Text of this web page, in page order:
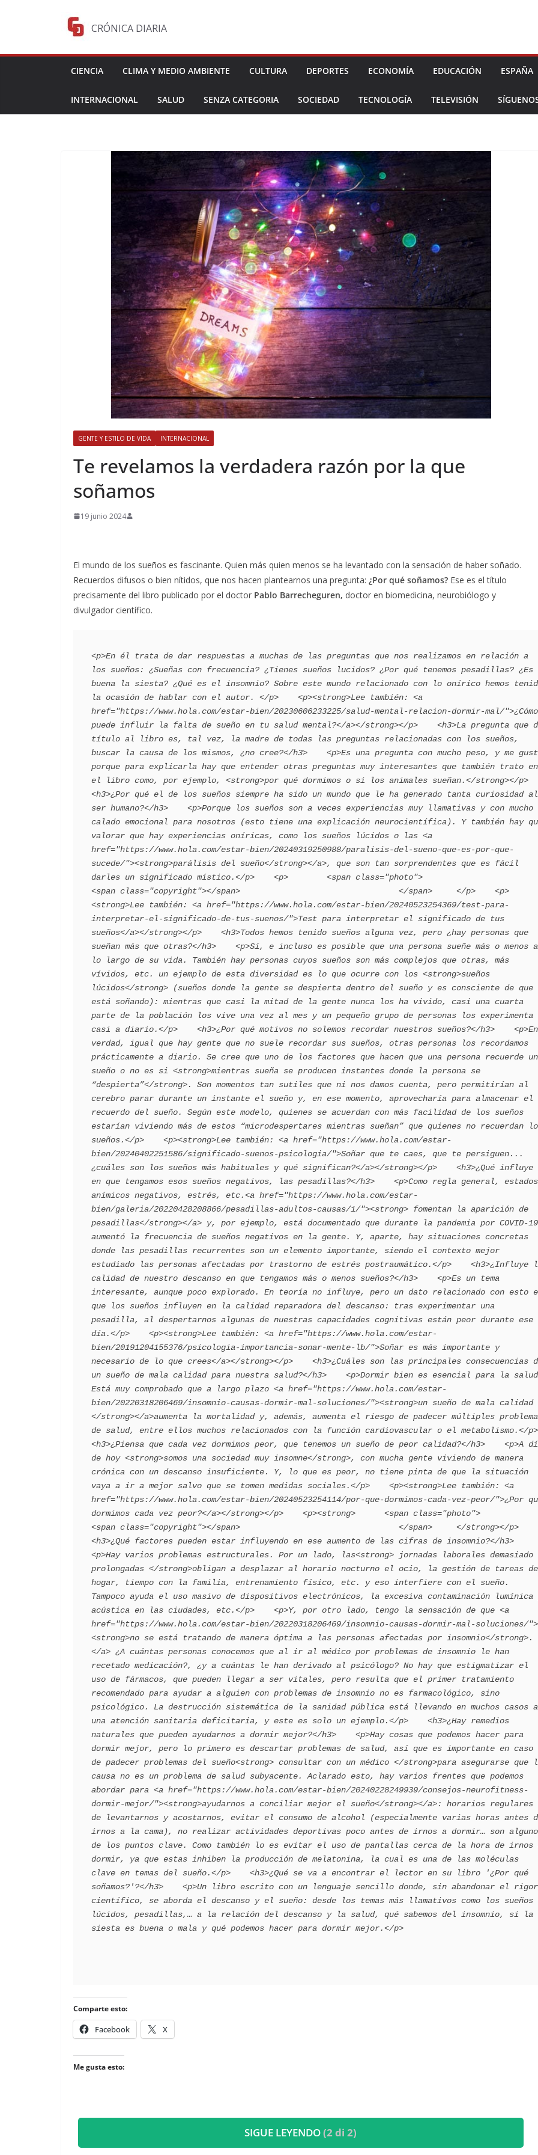
CRÓNICA DIARIA
CIENCIA CLIMA Y MEDIO AMBIENTE CULTURA DEPORTES ECONOMÍA EDUCACIÓN ESPAÑA
INTERNACIONAL SALUD SENZA CATEGORIA SOCIEDAD TECNOLOGÍA TELEVISIÓN
GENTE Y ESTILO DE VIDA INTERNACIONAL
​Te revelamos la verdadera razón por la que
soñamos
19 junio 2024
El mundo de los sueños es fascinante. Quien más quien menos se ha levantado con la sensación de haber soñado.
Recuerdos difusos o bien nítidos, que nos hacen plantearnos una pregunta: ¿Por qué soñamos? Ese es el título
precisamente del libro publicado por el doctor Pablo Barrecheguren, doctor en biomedicina, neurobiólogo y
divulgador científico.
<p>En él trata de dar respuestas a muchas de las preguntas que nos realizamos en relación a
los sueños: ¿Sueñas con frecuencia? ¿Tienes sueños lucidos? ¿Por qué tenemos pesadillas? ¿Es
buena la siesta? ¿Qué es el insomnio? Sobre este mundo relacionado con lo onírico hemos
la ocasión de hablar con el autor. </p>    <p><strong>Lee también: <a
href="https://www.hola.com/estar-bien/20230606233225/salud-mental-relacion-dormir-mal/">¿Cómo
puede influir la falta de sueño en tu salud mental?</a></strong></p>    <h3>La pregunta que
título al libro es, tal vez, la madre de todas las preguntas relacionadas con los sueños,
buscar la causa de los mismos, ¿no cree?</h3>    <p>Es una pregunta con mucho peso, y me
porque para explicarla hay que entender otras preguntas muy interesantes que también trato en
el libro como, por ejemplo, <strong>por qué dormimos o si los animales sueñan.</strong></p>
<h3>¿Por qué el de los sueños siempre ha sido un mundo que le ha generado tanta curiosidad al
ser humano?</h3>    <p>Porque los sueños son a veces experiencias muy llamativas y con mucho
calado emocional para nosotros (esto tiene una explicación neurocientífica). Y también hay
valorar que hay experiencias oníricas, como los sueños lúcidos o las <a
href="https://www.hola.com/estar-bien/20240319250988/paralisis-del-sueno-que-es-por-que-
sucede/"><strong>parálisis del sueño</strong></a>, que son tan sorprendentes que es fácil
darles un significado místico.</p>    <p>        <span class="photo">
<span class="copyright"></span>                                 </span>     </p>    <p>
<strong>Lee también: <a href="https://www.hola.com/estar-bien/20240523254369/test-para-
interpretar-el-significado-de-tus-suenos/">Test para interpretar el significado de tus
sueños</a></strong></p>    <h3>Todos hemos tenido sueños alguna vez, pero ¿hay personas que
sueñan más que otras?</h3>    <p>Sí, e incluso es posible que una persona sueñe más o menos a
lo largo de su vida. También hay personas cuyos sueños son más complejos que otras, más
vívidos, etc. un ejemplo de esta diversidad es lo que ocurre con los <strong>sueños
lúcidos</strong> (sueños donde la gente se despierta dentro del sueño y es consciente de que
está soñando): mientras que casi la mitad de la gente nunca los ha vivido, casi una cuarta
parte de la población los vive una vez al mes y un pequeño grupo de personas los experimenta
casi a diario.</p>    <h3>¿Por qué motivos no solemos recordar nuestros sueños?</h3>    <p>En
verdad, igual que hay gente que no suele recordar sus sueños, otras personas los recordamos
prácticamente a diario. Se cree que uno de los factores que hacen que una persona recuerde un
sueño o no es si <strong>mientras sueña se producen instantes donde la persona se
“despierta”</strong>. Son momentos tan sutiles que ni nos damos cuenta, pero permitirían al
cerebro parar durante un instante el sueño y, en ese momento, aprovecharía para almacenar el
recuerdo del sueño. Según este modelo, quienes se acuerdan con más facilidad de los sueños
estarían viviendo más de estos “microdespertares mientras sueñan” que quienes no recuerdan
sueños.</p>    <p><strong>Lee también: <a href="https://www.hola.com/estar-
bien/20240402251586/significado-suenos-psicologia/">Soñar que te caes, que te persiguen...
¿cuáles son los sueños más habituales y qué significan?</a></strong></p>    <h3>¿Qué influye
en que tengamos esos sueños negativos, las pesadillas?</h3>    <p>Como regla general, estados
anímicos negativos, estrés, etc.<a href="https://www.hola.com/estar-
bien/galeria/20220428208866/pesadillas-adultos-causas/1/"><strong> fomentan la aparición de
pesadillas</strong></a> y, por ejemplo, está documentado que durante la pandemia por COVID-19
aumentó la frecuencia de sueños negativos en la gente. Y, aparte, hay situaciones concretas
donde las pesadillas recurrentes son un elemento importante, siendo el contexto mejor
estudiado las personas afectadas por trastorno de estrés postraumático.</p>    <h3>¿Influye
calidad de nuestro descanso en que tengamos más o menos sueños?</h3>    <p>Es un tema
interesante, aunque poco explorado. En teoría no influye, pero un dato relacionado con esto
que los sueños influyen en la calidad reparadora del descanso: tras experimentar una
pesadilla, al despertarnos algunas de nuestras capacidades cognitivas están peor durante ese
día.</p>    <p><strong>Lee también: <a href="https://www.hola.com/estar-
bien/20191204155376/psicologia-importancia-sonar-mente-lb/">Soñar es más importante y
necesario de lo que crees</a></strong></p>    <h3>¿Cuáles son las principales consecuencias
un sueño de mala calidad para nuestra salud?</h3>    <p>Dormir bien es esencial para la
Está muy comprobado que a largo plazo <a href="https://www.hola.com/estar-
bien/20220318206469/insomnio-causas-dormir-mal-soluciones/"><strong>un sueño de mala calidad
</strong></a>aumenta la mortalidad y, además, aumenta el riesgo de padecer múltiples
de salud, entre ellos muchos relacionados con la función cardiovascular o el metabolismo.</p>
<h3>¿Piensa que cada vez dormimos peor, que tenemos un sueño de peor calidad?</h3>    <p>A
de hoy <strong>somos una sociedad muy insomne</strong>, con mucha gente viviendo de manera
crónica con un descanso insuficiente. Y, lo que es peor, no tiene pinta de que la situación
vaya a ir a mejor salvo que se tomen medidas sociales.</p>    <p><strong>Lee también: <a
href="https://www.hola.com/estar-bien/20240523254114/por-que-dormimos-cada-vez-peor/">¿Por
dormimos cada vez peor?</a></strong></p>    <p><strong>      <span class="photo">
<span class="copyright"></span>                                 </span>     </strong></p>
<h3>¿Qué factores pueden estar influyendo en ese aumento de las cifras de insomnio?</h3>
<p>Hay varios problemas estructurales. Por un lado, las<strong> jornadas laborales demasiado
prolongadas </strong>obligan a desplazar al horario nocturno el ocio, la gestión de tareas
hogar, tiempo con la familia, entrenamiento físico, etc. y eso interfiere con el sueño.
Tampoco ayuda el uso masivo de dispositivos electrónicos, la excesiva contaminación lumínica
acústica en las ciudades, etc.</p>    <p>Y, por otro lado, tengo la sensación de que <a
href="https://www.hola.com/estar-bien/20220318206469/insomnio-causas-dormir-mal-soluciones/">
<strong>no se está tratando de manera óptima a las personas afectadas por insomnio</strong>.
</a> ¿A cuántas personas conocemos que al ir al médico por problemas de insomnio le han
recetado medicación?, ¿y a cuántas le han derivado al psicólogo? No hay que estigmatizar el
uso de fármacos, que pueden llegar a ser vitales, pero resulta que el primer tratamiento
recomendado para ayudar a alguien con problemas de insomnio no es farmacológico, sino
psicológico. La destrucción sistemática de la sanidad pública está llevando en muchos casos a
una atención sanitaria deficitaria, y este es solo un ejemplo.</p>    <h3>¿Hay remedios
naturales que pueden ayudarnos a dormir mejor?</h3>    <p>Hay cosas que podemos hacer para
dormir mejor, pero lo primero es descartar problemas de salud, así que es importante en caso
de padecer problemas del sueño<strong> consultar con un médico </strong>para asegurarse que
causa no es un problema de salud subyacente. Aclarado esto, hay varios frentes que podemos
abordar para <a href="https://www.hola.com/estar-bien/20240228249939/consejos-neurofitness-
dormir-mejor/"><strong>ayudarnos a conciliar mejor el sueño</strong></a>: horarios regulares
de levantarnos y acostarnos, evitar el consumo de alcohol (especialmente varias horas antes
irnos a la cama), no realizar actividades deportivas poco antes de irnos a dormir… son
de los puntos clave. Como también lo es evitar el uso de pantallas cerca de la hora de irnos
dormir, ya que estas inhiben la producción de melatonina, la cual es una de las moléculas
clave en temas del sueño.</p>    <h3>¿Qué se va a encontrar el lector en su libro '¿Por qué
soñamos?'?</h3>    <p>Un libro escrito con un lenguaje sencillo donde, sin abandonar el rigor
científico, se aborda el descanso y el sueño: desde los temas más llamativos como los sueños
lúcidos, pesadillas,… a la relación del descanso y la salud, qué sabemos del insomnio, si la
Comparte esto:
Facebook X
Me gusta esto:
SIGUE LEYENDO(2 di 2)